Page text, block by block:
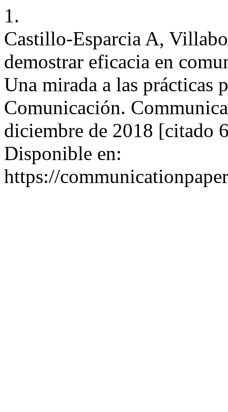
1.
Castillo-Esparcia A,
demostrar eficacia en
Una mirada a las prácticas
Comunicación.
diciembre de 2018 [citado
Disponible en:
https://